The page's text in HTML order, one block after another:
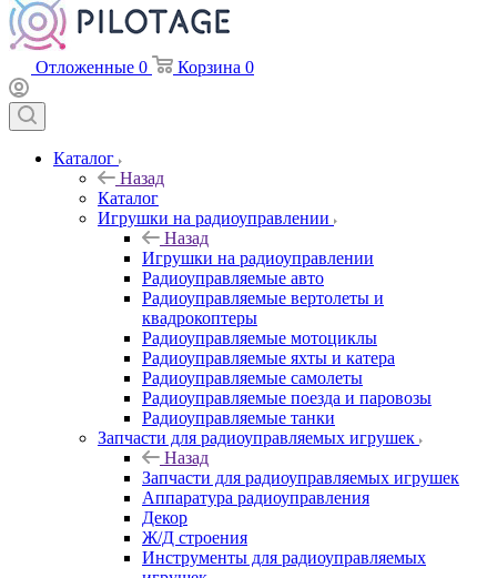
Отложенные 0 Корзина 0
Каталог
Назад
Каталог
Игрушки на радиоуправлении
Назад
Игрушки на радиоуправлении
Радиоуправляемые авто
Радиоуправляемые вертолеты и
квадрокоптеры
Радиоуправляемые мотоциклы
Радиоуправляемые яхты и катера
Радиоуправляемые самолеты
Радиоуправляемые поезда и паровозы
Радиоуправляемые танки
Запчасти для радиоуправляемых игрушек
Назад
Запчасти для радиоуправляемых игрушек
Аппаратура радиоуправления
Декор
Ж/Д строения
Инструменты для радиоуправляемых